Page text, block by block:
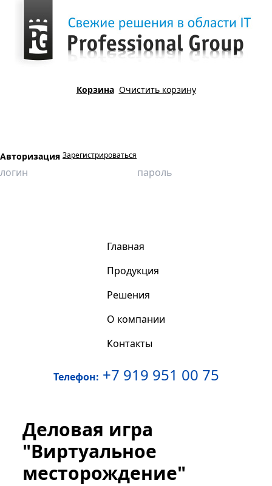
Корзина Очистить корзину
Авторизация Зарегистрироваться
Главная
Продукция
Решения
О компании
Контакты
Телефон: +7 919 951 00 75
Деловая игра
"Виртуальное
месторождение"